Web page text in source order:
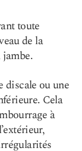
toute
de la
discale ou une
Cela
à